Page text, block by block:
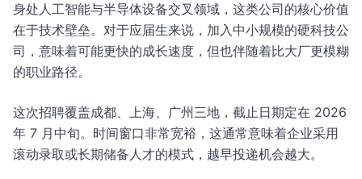
身处人工智能与半导体设备交叉领域，这类公司的核心价值
在于技术壁垒。对于应届生来说，加入中小规模的硬科技公
司，意味着可能更快的成长速度，但也伴随着比大厂更模糊
的职业路径。
这次招聘覆盖成都、上海、广州三地，截止日期定在 2026
年 7 月中旬。时间窗口非常宽裕，这通常意味着企业采用
滚动录取或长期储备人才的模式，越早投递机会越大。